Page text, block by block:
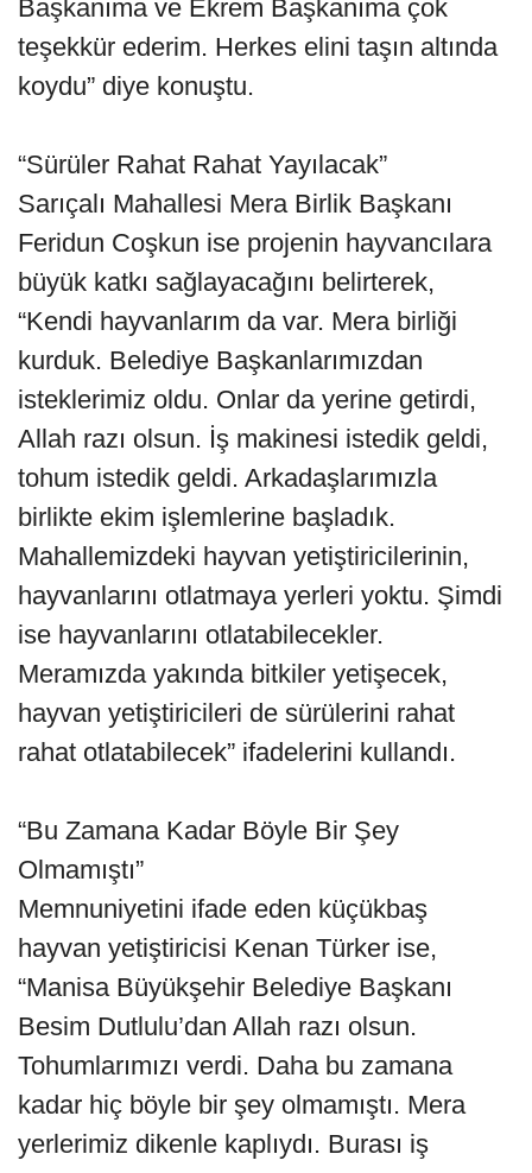
Başkanıma ve Ekrem Başkanıma çok
teşekkür ederim. Herkes elini taşın altında
koydu” diye konuştu.
“Sürüler Rahat Rahat Yayılacak”
Sarıçalı Mahallesi Mera Birlik Başkanı
Feridun Coşkun ise projenin hayvancılara
büyük katkı sağlayacağını belirterek,
“Kendi hayvanlarım da var. Mera birliği
kurduk. Belediye Başkanlarımızdan
isteklerimiz oldu. Onlar da yerine getirdi,
Allah razı olsun. İş makinesi istedik geldi,
tohum istedik geldi. Arkadaşlarımızla
birlikte ekim işlemlerine başladık.
Mahallemizdeki hayvan yetiştiricilerinin,
hayvanlarını otlatmaya yerleri yoktu. Şimdi
ise hayvanlarını otlatabilecekler.
Meramızda yakında bitkiler yetişecek,
hayvan yetiştiricileri de sürülerini rahat
rahat otlatabilecek” ifadelerini kullandı.
“Bu Zamana Kadar Böyle Bir Şey
Olmamıştı”
Memnuniyetini ifade eden küçükbaş
hayvan yetiştiricisi Kenan Türker ise,
“Manisa Büyükşehir Belediye Başkanı
Besim Dutlulu’dan Allah razı olsun.
Tohumlarımızı verdi. Daha bu zamana
kadar hiç böyle bir şey olmamıştı. Mera
yerlerimiz dikenle kaplıydı. Burası iş